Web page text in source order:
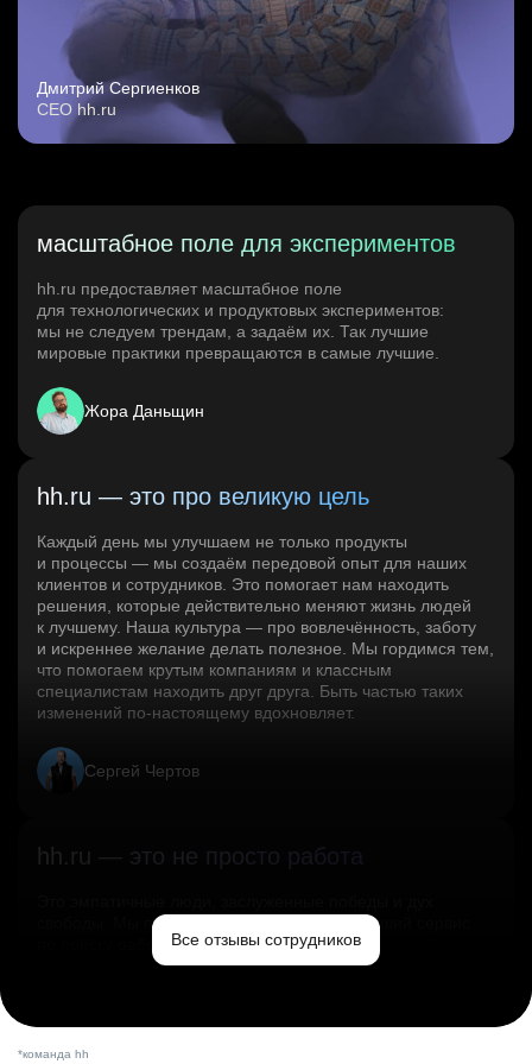
Дмитрий Сергиенков
CEO hh.ru
масштабное поле для экспериментов
hh.ru предоставляет масштабное поле
для технологических и продуктовых экспериментов:
мы не следуем трендам, а задаём их. Так лучшие
мировые практики превращаются в самые лучшие.
Жора Даньщин
hh.ru — это про великую цель
Каждый день мы улучшаем не только продукты
и процессы — мы создаём передовой опыт для наших
клиентов и сотрудников. Это помогает нам находить
решения, которые действительно меняют жизнь людей
к лучшему. Наша культура — про вовлечённость, заботу
и искреннее желание делать полезное. Мы гордимся тем,
что помогаем крутым компаниям и классным
специалистам находить друг друга. Быть частью таких
изменений по‑настоящему вдохновляет.
Сергей Чертов
hh.ru — это не просто работа
свободы. Мы помогаем миру и создаём лучший сервис
по поиску работы в стране.Все отзывы сотрудников
*команда hh